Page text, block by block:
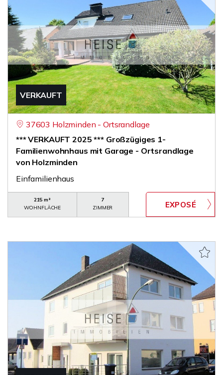
VERKAUFT
37603 Holzminden - Ortsrandlage
*** VERKAUFT 2025 *** Großzügiges 1-
Familienwohnhaus mit Garage - Ortsrandlage
von Holzminden
Einfamilienhaus
215 m²
WOHNFLÄCHE
7
ZIMMER